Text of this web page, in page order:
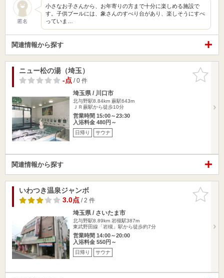
匿名
小さなお子さんから、お年寄りの方まで十分に楽しめる施設で
す。子供プールには、象さんのすべり台があり、楽しそうにすべ
っていま…
関連情報から探す
お気に入
りに追加
ニュー松の湯（埼玉）
-点/ 0 件
埼玉県 / 川口市
北与野駅8.84km 蕨駅643m
ＪＲ蕨駅から徒歩10分
営業時間 15:00～23:30
入浴料金 480円～
日帰り サウナ
関連情報から探す
お気に入
りに追加
いわつき温泉ジャンボ
3.0点/ 2 件
埼玉県 / さいたま市
北与野駅8.89km 岩槻駅387m
東武野田線「岩槻」駅から徒歩約7分
営業時間 14:00～20:00
入浴料金 550円～
日帰り サウナ